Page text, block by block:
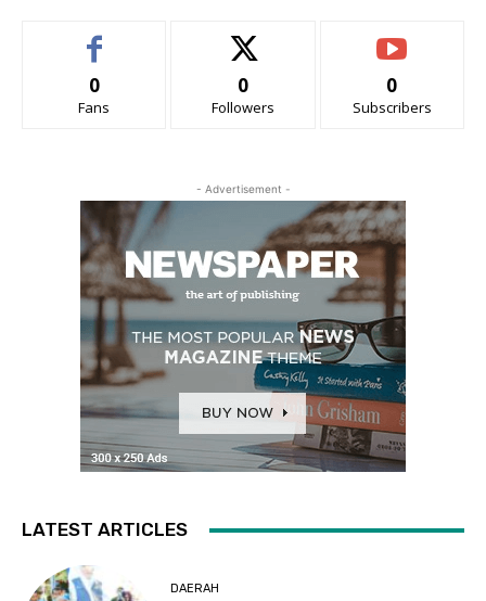
0
Fans
0
Followers
0
Subscribers
- Advertisement -
LATEST ARTICLES
DAERAH